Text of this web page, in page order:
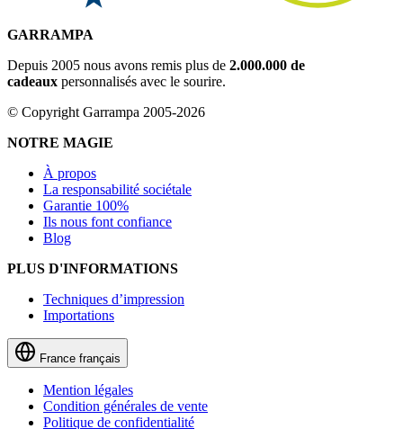
GARRAMPA
Depuis 2005 nous avons remis plus de 2.000.000 de
cadeaux personnalisés avec le sourire.
© Copyright Garrampa 2005-2026
NOTRE MAGIE
À propos
La responsabilité sociétale
Garantie 100%
Ils nous font confiance
Blog
PLUS D'INFORMATIONS
Techniques d’impression
Importations
France français
Mention légales
Condition générales de vente
Politique de confidentialité